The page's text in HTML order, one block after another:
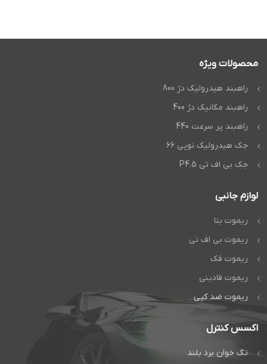
محصولات ویژه
راهبند هیدرولیک دژ 800
راهبند مکانیک دژ 400
راهبند پر سرعت 440
جک هیدرولیک نوپی 66
جک بی اف تی P4.5
لوازم جانبی
ریموت بتا
ریموت بی اف تی
ریموت فک
ریموت فادینی
ریموت ضد کپی
اکسس کنترل
تگ خوان برد بلند